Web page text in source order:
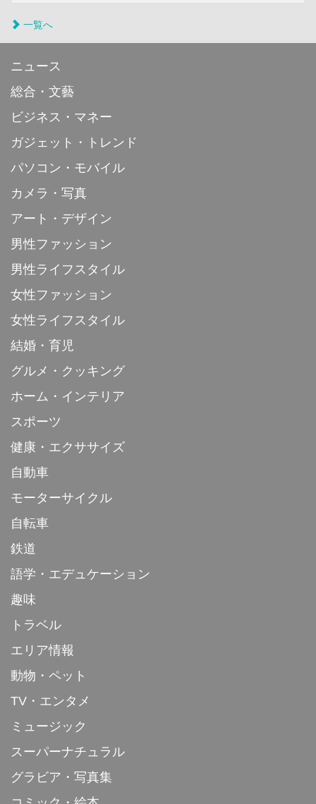
一覧へ
ニュース
総合・文藝
ビジネス・マネー
ガジェット・トレンド
パソコン・モバイル
カメラ・写真
アート・デザイン
男性ファッション
男性ライフスタイル
女性ファッション
女性ライフスタイル
結婚・育児
グルメ・クッキング
ホーム・インテリア
スポーツ
健康・エクササイズ
自動車
モーターサイクル
自転車
鉄道
語学・エデュケーション
趣味
トラベル
エリア情報
動物・ペット
TV・エンタメ
ミュージック
スーパーナチュラル
グラビア・写真集